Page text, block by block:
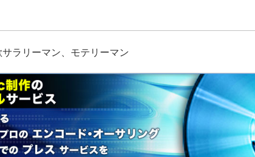
ラリーマン、モテリーマン